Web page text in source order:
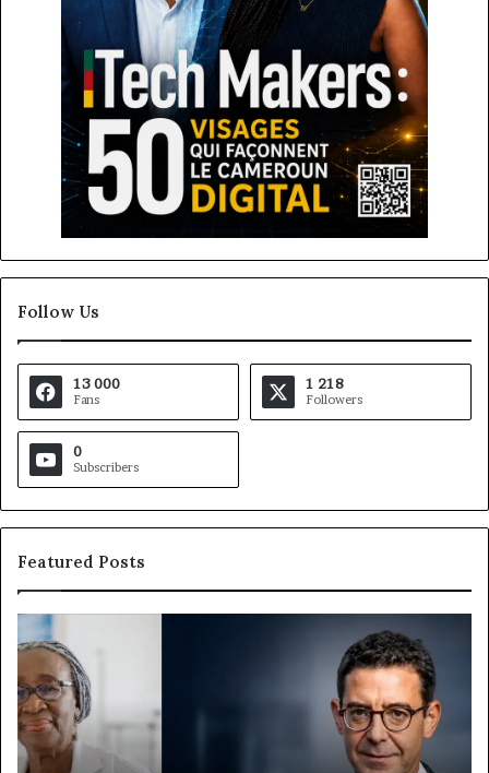
Follow Us
13 000
Fans
1 218
Followers
0
Subscribers
Featured Posts
Gaëtan
Debuchy
la
tête
d’Advans
Cameroun